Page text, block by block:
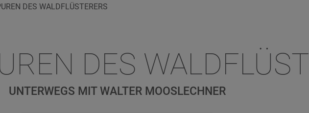
DES WALDFLÜSTERERS
DES
UNTERWEGS MIT WALTER MOOSLECHNER